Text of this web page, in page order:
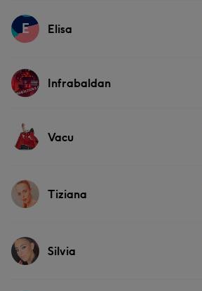
Servizi
E Elisa
Servizi Infrabaldan
Servizi
Vacu
Servizi
Tiziana
Servizi
Silvia